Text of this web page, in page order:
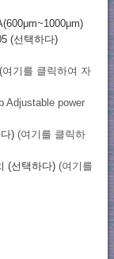
(선택하다)
(여기를 클릭하여 자
Adjustable power
) (여기를 클릭하
(선택하다) (여기를